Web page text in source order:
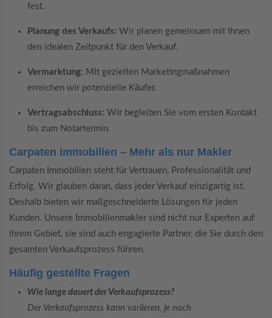
fest.
Planung des Verkaufs: Wir planen gemeinsam mit Ihnen
den idealen Zeitpunkt für den Verkauf.
Vermarktung: Mit gezielten Marketingmaßnahmen
erreichen wir potenzielle Käufer.
Vertragsabschluss: Wir begleiten Sie vom ersten Kontakt
bis zum Notartermin.
Carpaten Immobilien – Mehr als nur Makler
Carpaten Immobilien steht für Vertrauen, Professionalität und
Erfolg. Wir glauben daran, dass jeder Verkauf einzigartig ist.
Deshalb bieten wir maßgeschneiderte Lösungen für jeden
Kunden. Unsere Immobilienmakler sind nicht nur Experten auf
ihrem Gebiet, sie sind auch engagierte Partner, die Sie durch den
gesamten Verkaufsprozess führen.
Häufig gestellte Fragen
Wie lange dauert der Verkaufsprozess?
Der Verkaufsprozess kann variieren, je nach